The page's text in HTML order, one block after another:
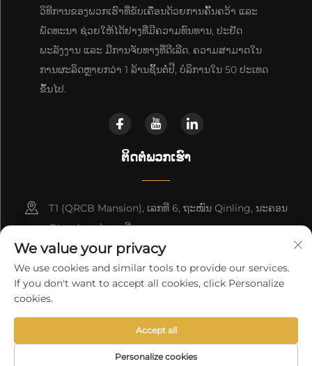
ວິທີການຂອງພວກເຮົາທີ່ຂັບເຄື່ອນດ້ວຍການຄົ້ນຄວ້າ ແລະ
ພັດທະນາ ຊ່ວຍໃຫ້ໄດ້ຢາງທີ່ມີຄວາມທົນທານ, ປະຢັດ
ພະລັງງານ ແລະ ມີການຈັບທາງທີ່ດີເລີດ. ຄວາມສາມາດໃນ
ການຜະລິດຫຼາຍກວ່າ 1 ລ້ານຊິ້ນຕໍ່ປີ, ບໍລິການໃນ 50 ປະເທດ
ຂຶ້ນໄປ.
ຕິດຕໍ່ພວກເຮົາ
T1 (QRCB Mansion), ເລກທີ 6, ຖະໜົນ Qinling, ນະຄອນ
Qingdao, ປະເທດຈີນ
+86-18660280181
[email protected]
ລິຂະສິດ © 2025 າກະບັດ ໂດຍ ບໍລິສັດ ເຄື່ອງຈັກຢາງຊີງເຕົ້າ ສະໄລແມັກ ໂທລະ
ເຄື່ອນ ຈຳກັດ ນະໂຍບາຍຄວາມເປັນສ່ວນຕົວ
We value your privacy
We use cookies and similar tools to provide our services.
If you don't want to accept all cookies, click Personalize
cookies.
Personalize cookies
Accept all